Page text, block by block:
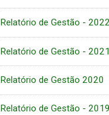
Relatório de Gestão -
Relatório de Gestão -
Relatório de Gestão 2020
Relatório de Gestão -